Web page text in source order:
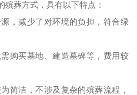
葬方式，具有以下特点：
，减少了对环境的负担，符合绿
购买墓地、建造墓碑等，费用较
简洁，不涉及复杂的殡葬流程，